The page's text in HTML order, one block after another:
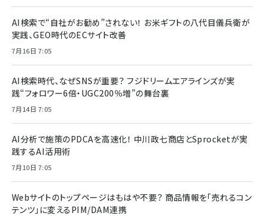
AI検索で“自社がお勧め”されない！ お米ギフトの八代目儀兵衛が
実践、GEO時代のECサイト改善
7月16日 7:05
AI検索時代、なぜSNSが重要？ フジドリームエアラインズが実
践“フォロワー6倍・UGC200％増”の舞台裏
7月14日 7:05
AI分析で施策のPDCAを高速化！ 中川政七商店とSprocketが実
践するAI活用術
7月10日 7:05
Webサイトのトップページはもはや不要？ 商品情報を「売れるコン
テンツ」に変えるPIM/DAM連携